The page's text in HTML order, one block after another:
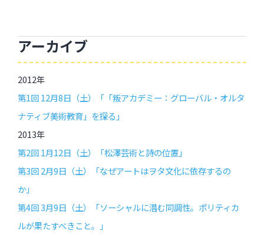
アーカイブ
2012年
第1回 12月8日（土）「「叛アカデミー：グローバル・オルタ
ナティブ美術教育」を探る」
2013年
第2回 1月12日（土）「松澤芸術と詩の位置」
第3回 2月9日（土）「なぜアートはヲタ文化に依存するの
か」
第4回 3月9日（土）「ソーシャルに潜む同調性。ポリティカ
ルが果たすべきこと。」